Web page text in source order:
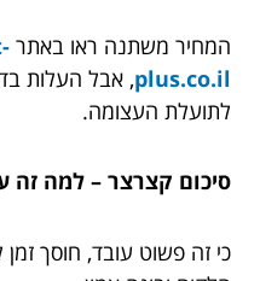
המחיר משתנה ראו באתר
plus.co.il, אבל העלות
לתועלת העצומה.
סיכום קצרצר – למה זה
כי זה פשוט עובד, חוסך